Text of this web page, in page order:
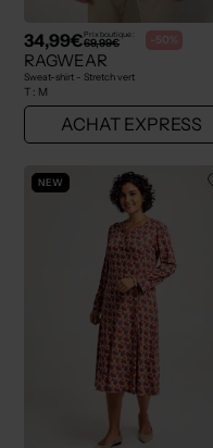
34,99€Prix boutique :
69,99€ -50%
RAGWEAR
Sweat-shirt - Stretch vert
T : M
ACHAT EXPRESS
NEW